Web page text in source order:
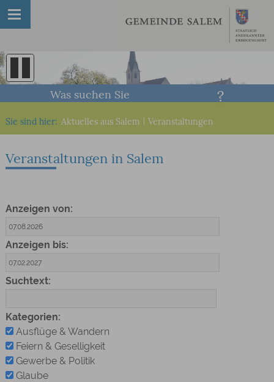
Sie sind hier: Aktuelles aus Salem Veranstaltungen
Was suchen Sie
Veranstaltungen in Salem
Anzeigen von:
Anzeigen bis:
Suchtext:
Kategorien:
Ausflüge & Wandern
Feiern & Geselligkeit
Gewerbe & Politik
Glaube